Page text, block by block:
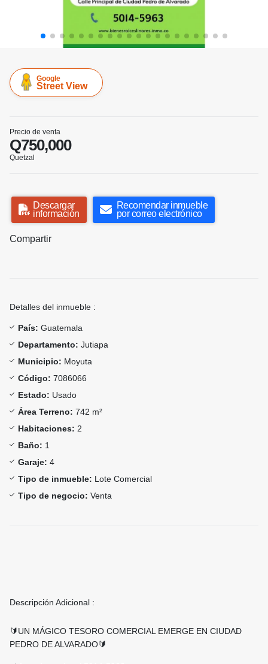
Google
Street View
Precio de venta
Q750,000
Quetzal
Descargar
información
Recomendar inmueble
por correo electrónico
Compartir
Detalles del inmueble :
País: Guatemala
Departamento: Jutiapa
Municipio: Moyuta
Código: 7086066
Estado: Usado
Área Terreno: 742 m²
Habitaciones: 2
Baño: 1
Garaje: 4
Tipo de inmueble: Lote Comercial
Tipo de negocio: Venta
Descripción Adicional :
🔰UN MÁGICO TESORO COMERCIAL EMERGE EN CIUDAD
PEDRO DE ALVARADO🔰